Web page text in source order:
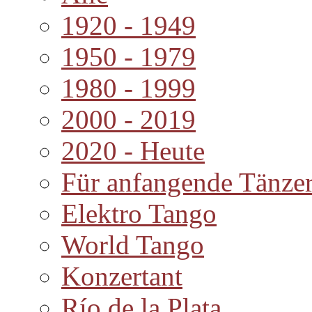
1920 - 1949
1950 - 1979
1980 - 1999
2000 - 2019
2020 - Heute
Für anfangende
Elektro Tango
World Tango
Konzertant